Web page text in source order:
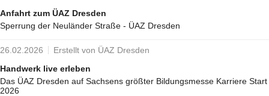
Anfahrt zum ÜAZ Dresden
Sperrung der Neuländer Straße - ÜAZ Dresden
26.02.2026
Erstellt von ÜAZ Dresden
Handwerk live erleben
Das ÜAZ Dresden auf Sachsens größter Bildungsmesse Karriere Start
2026